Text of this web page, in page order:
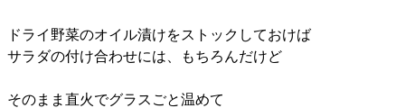
ドライ野菜のオイル漬けをストックしておけば
サラダの付け合わせには、もちろんだけど
そのまま直火でグラスごと温めて